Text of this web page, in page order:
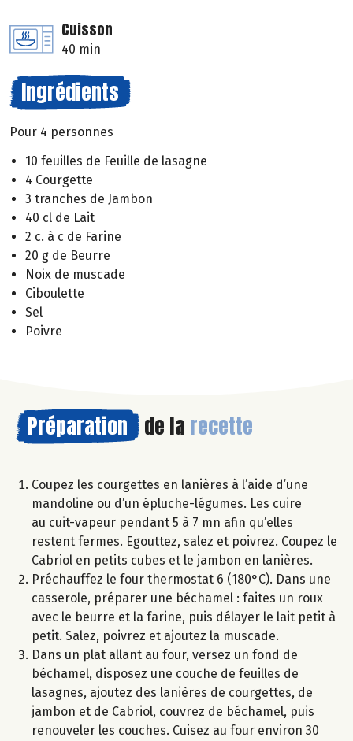
Cuisson
40 min
Ingrédients
Pour 4 personnes
10 feuilles de Feuille de lasagne
4 Courgette
3 tranches de Jambon
40 cl de Lait
2 c. à c de Farine
20 g de Beurre
Noix de muscade
Ciboulette
Sel
Poivre
Préparation de la recette
Coupez les courgettes en lanières à l’aide d’une
mandoline ou d’un épluche-légumes. Les cuire
au cuit-vapeur pendant 5 à 7 mn afin qu’elles
restent fermes. Egouttez, salez et poivrez. Coupez le
Cabriol en petits cubes et le jambon en lanières.
Préchauffez le four thermostat 6 (180°C). Dans une
casserole, préparer une béchamel : faites un roux
avec le beurre et la farine, puis délayer le lait petit à
petit. Salez, poivrez et ajoutez la muscade.
Dans un plat allant au four, versez un fond de
béchamel, disposez une couche de feuilles de
lasagnes, ajoutez des lanières de courgettes, de
jambon et de Cabriol, couvrez de béchamel, puis
renouveler les couches. Cuisez au four environ 30